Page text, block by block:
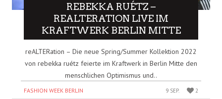
REBEKKA RUÉTZ –
REALTERATION LIVE IM
KRAFTWERK BERLIN MITTE
reALTERation – Die neue Spring/Summer Kollektion 2022
von rebekka ruétz feierte im Kraftwerk in Berlin Mitte den
menschlichen Optimismus und..
FASHION WEEK BERLIN 9 SEP. 2